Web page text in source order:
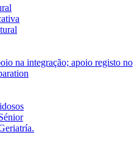
na integração; apoio registo no